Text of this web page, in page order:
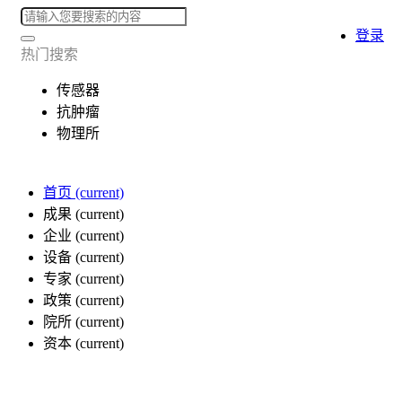
热门搜索
传感器
抗肿瘤
物理所
首页 (current)
成果 (current)
企业 (current)
设备 (current)
专家 (current)
政策 (current)
院所 (current)
资本 (current)
登录